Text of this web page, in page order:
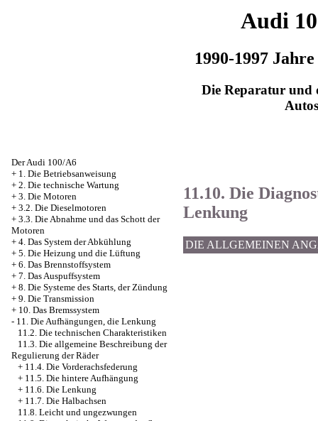
Audi
1990-1997
Die Reparatur und
Autos
Der Audi 100/A6
+ 1. Die Betriebsanweisung
+ 2. Die technische Wartung
+ 3. Die Motoren
+ 3.2. Die Dieselmotoren
+ 3.3. Die Abnahme und das Schott der
Motoren
+ 4. Das System der Abkühlung
+ 5. Die Heizung und die Lüftung
+ 6. Das Brennstoffsystem
+ 7. Das Auspuffsystem
+ 8. Die Systeme des Starts, der Zündung
+ 9. Die Transmission
+ 10. Das Bremssystem
- 11. Die Aufhängungen, die Lenkung
11.2. Die technischen Charakteristiken
11.3. Die allgemeine Beschreibung der
Regulierung der Räder
+ 11.4. Die Vorderachsfederung
+ 11.5. Die hintere Aufhängung
+ 11.6. Die Lenkung
+ 11.7. Die Halbachsen
11.8. Leicht und ungezwungen
11.10. Die
Lenkung
DIE ALLGEMEINEN